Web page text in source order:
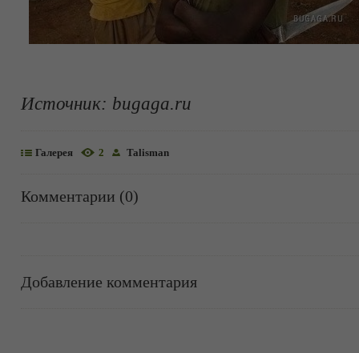
Источник: bugaga.ru
Галерея 2 Talisman
Комментарии (0)
Добавление комментария